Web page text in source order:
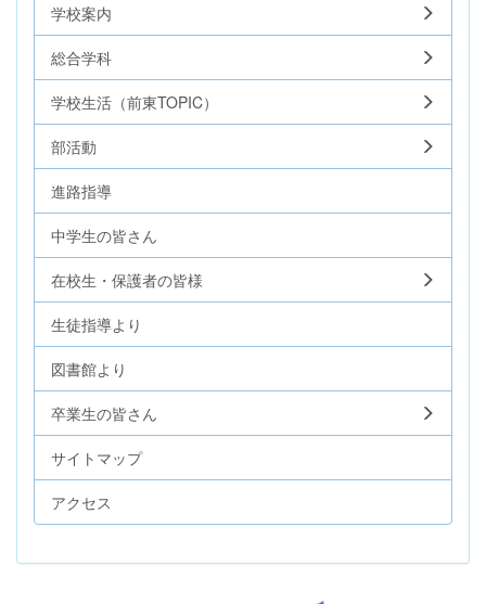
学校案内
総合学科
学校生活（前東TOPIC）
部活動
進路指導
中学生の皆さん
在校生・保護者の皆様
生徒指導より
図書館より
卒業生の皆さん
サイトマップ
アクセス